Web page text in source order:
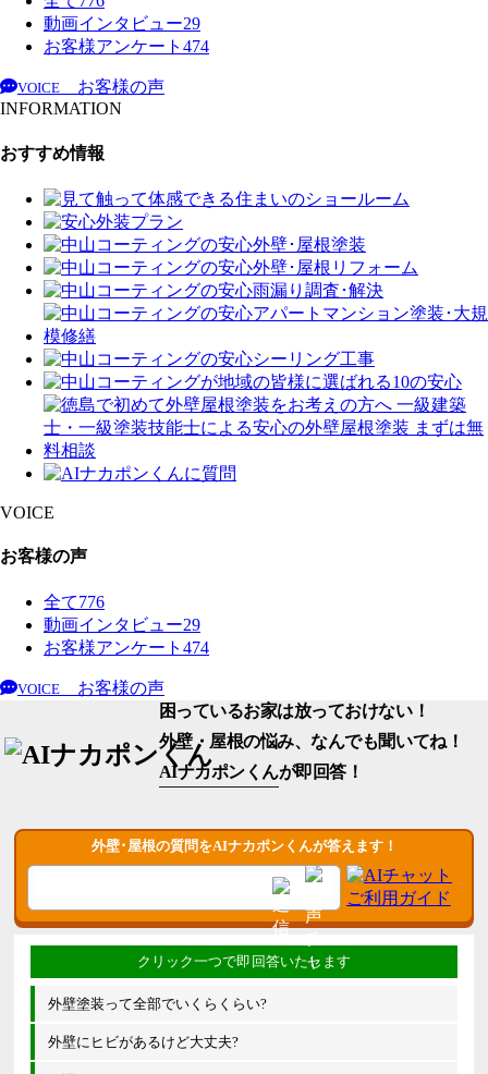
動画インタビュー29
お客様アンケート 474
VOICE
お客様の声
INFORMATION
おすすめ情報
VOICE
お客様の声
全て776
動画インタビュー29
お客様アンケート 474
VOICE
お客様の声
困っているお家は放っておけない！
外壁・屋根の悩み、なんでも聞いてね！
AIナカポンくんが即回答！
外壁･屋根の質問をAIナカポンくんが答えます！
外壁塗装って全部でいくらくらい?
外壁にヒビがあるけど大丈夫?